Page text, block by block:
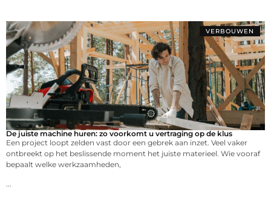
VERBOUWEN
De juiste machine huren: zo voorkomt u vertraging op de klus
Een project loopt zelden vast door een gebrek aan inzet. Veel vaker
ontbreekt op het beslissende moment het juiste materieel. Wie vooraf
bepaalt welke werkzaamheden,
...